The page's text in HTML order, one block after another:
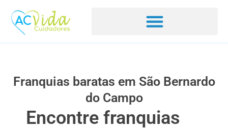
Franquias baratas em São Bernardo
do Campo
Encontre franquias